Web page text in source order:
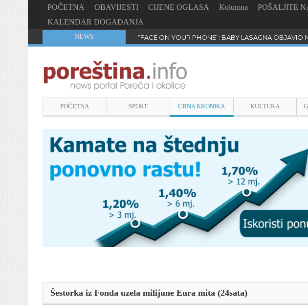
POČETNA OBAVIJESTI CIJENE OGLASA Kolumna
POŠALJITE
KALENDAR DOGAĐANJA
NEWS “FACE ON YOUR PHONE”: BABY LASAGNA OBJAVIO
POČETNA SPORT CRNA KRONIKA KULTURA
Šestorka iz Fonda uzela milijune Eura mita (24sata)